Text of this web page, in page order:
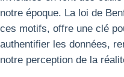
notre époque. La loi de
ces motifs, offre une clé
authentifier les données,
notre perception de la